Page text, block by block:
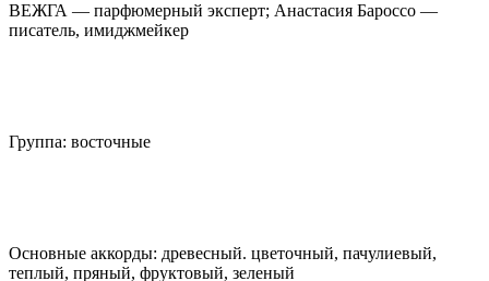
ВЕЖГА — парфюмерный эксперт; Анастасия Бароссо —
писатель, имиджмейкер
Группа: восточные
Основные аккорды: древесный. цветочный, пачулиевый,
теплый, пряный, фруктовый, зеленый